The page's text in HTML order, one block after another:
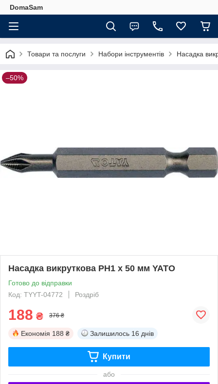
DomaSam
Товари та послуги Набори інструментів Насадка
–50%
Насадка викруткова PН1 x 50 мм YATO
Готово до відправки
Код: TYYT-04772
Роздріб
188 ₴ 376 ₴
Економія 188 ₴ Залишилось 16 днів
Купити
або